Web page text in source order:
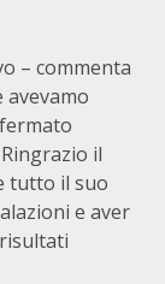
– commenta
avevamo
il
tutto il suo
e aver